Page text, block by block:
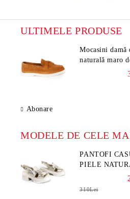
ULTIMELE PRODUSE
Mocasini damă
naturală maro
Abonare
MODELE DE CELE
PANTOFI
PIELE
FLORAL -
310Lei